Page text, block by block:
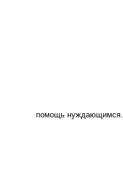
помощь нуждающимся.